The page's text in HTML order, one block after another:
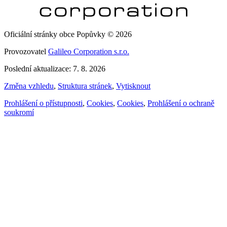
Oficiální stránky obce Popůvky © 2026
Provozovatel Galileo Corporation s.r.o.
Poslední aktualizace: 7. 8. 2026
Změna vzhledu, Struktura stránek, Vytisknout
Prohlášení o přístupnosti, Cookies, Cookies, Prohlášení o ochraně
soukromí